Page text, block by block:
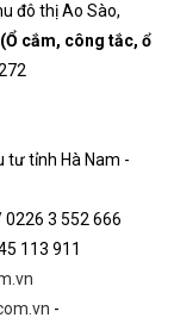
đô thị Ao Sào,
(Ổ cắm, công tắc, ổ
tư tỉnh Hà Nam -
3 552 666
113 911
-